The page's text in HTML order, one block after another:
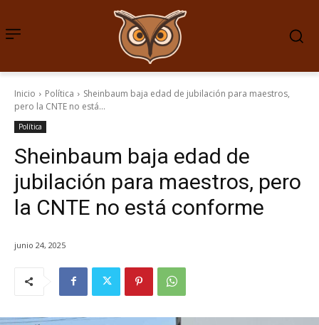
Inicio Política
Sheinbaum baja edad de jubilación para maestros,
pero la CNTE no está...
Política
Sheinbaum baja edad de
jubilación para maestros, pero
la CNTE no está conforme
junio 24, 2025